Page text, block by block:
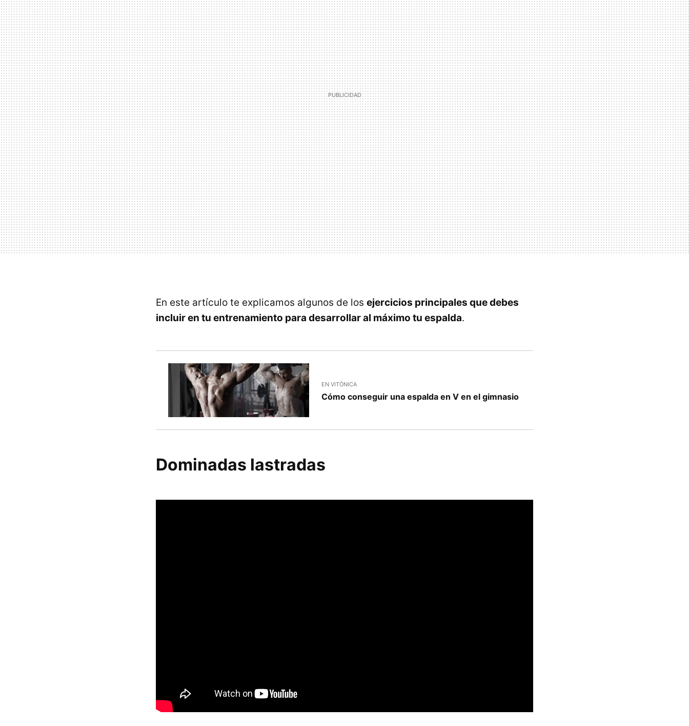
En este artículo te explicamos algunos de los ejercicios principales que debes
incluir en tu entrenamiento para desarrollar al máximo tu espalda.
EN VITÓNICA
Cómo conseguir una espalda en V en el gimnasio
Dominadas lastradas